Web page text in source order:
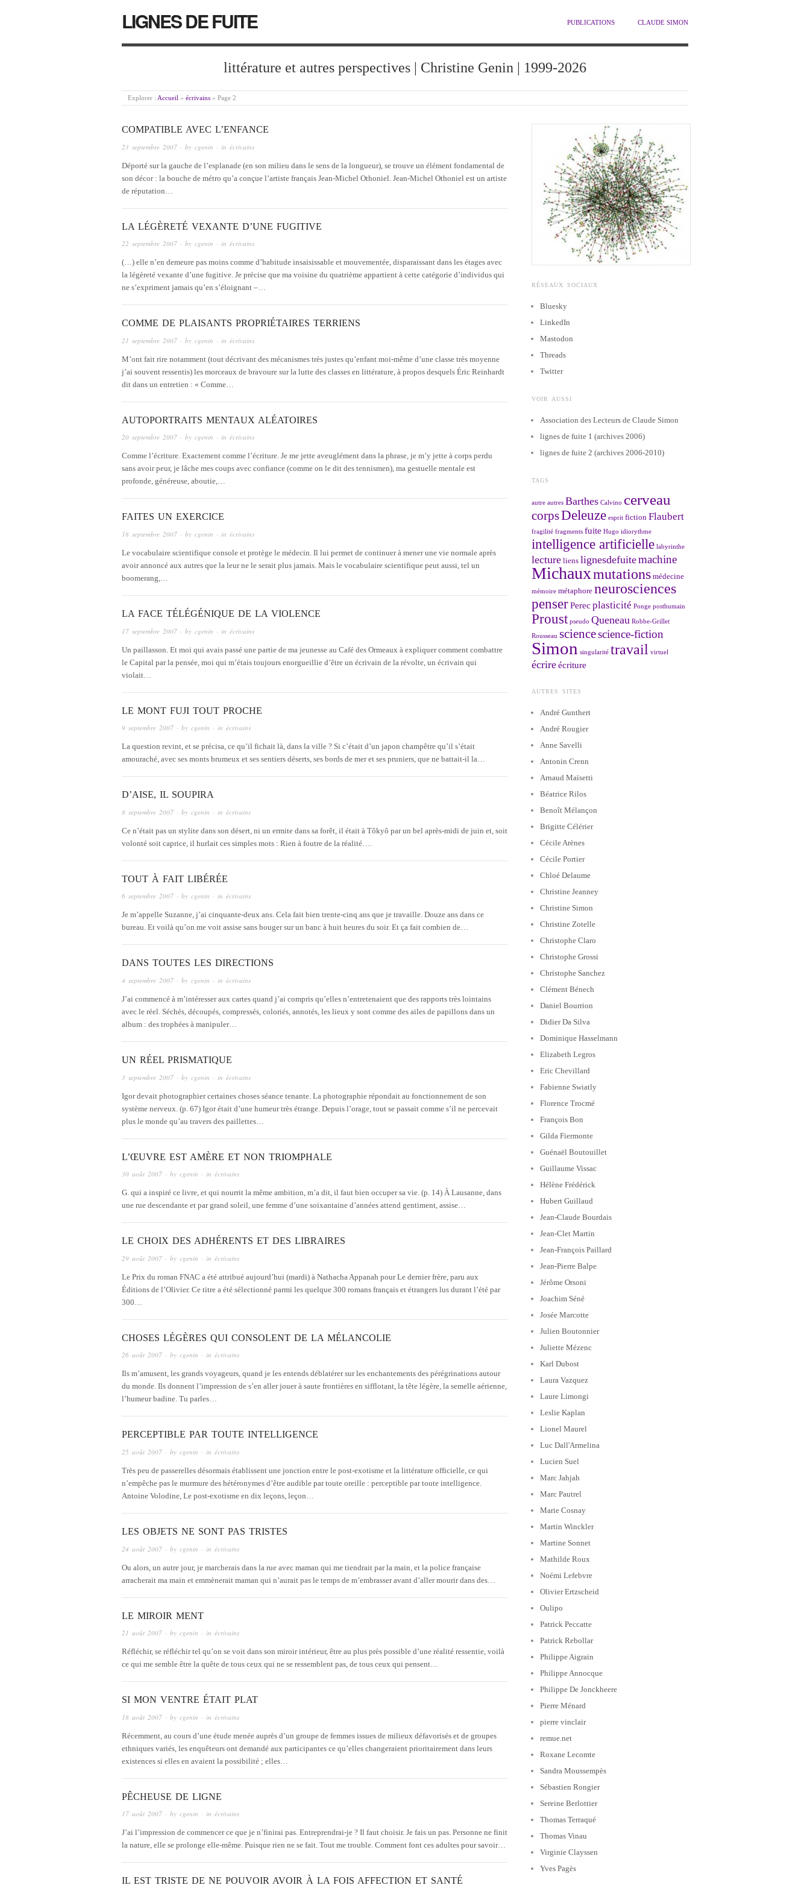
LIGNES DE FUITE PUBLICATIONS CLAUDE SIMON
littérature et autres perspectives | Christine Genin | 1999-2026
Explorer : Accueil » écrivains » Page 2
COMPATIBLE AVEC L’ENFANCE
23 septembre 2007 · by cgenin · in écrivains
Déporté sur la gauche de l’esplanade (en son milieu dans le sens de la longueur), se trouve un élément fondamental de
son décor : la bouche de métro qu’a conçue l’artiste français Jean-Michel Othoniel. Jean-Michel Othoniel est un artiste
de réputation…
LA LÉGÈRETÉ VEXANTE D’UNE FUGITIVE
22 septembre 2007 · by cgenin · in écrivains
(…) elle n’en demeure pas moins comme d’habitude insaisissable et mouvementée, disparaissant dans les étages avec
la légèreté vexante d’une fugitive. Je précise que ma voisine du quatrième appartient à cette catégorie d’individus qui
ne s’expriment jamais qu’en s’éloignant –…
COMME DE PLAISANTS PROPRIÉTAIRES TERRIENS
21 septembre 2007 · by cgenin · in écrivains
M’ont fait rire notamment (tout décrivant des mécanismes très justes qu’enfant moi-même d’une classe très moyenne
j’ai souvent ressentis) les morceaux de bravoure sur la lutte des classes en littérature, à propos desquels Éric Reinhardt
dit dans un entretien : « Comme…
AUTOPORTRAITS MENTAUX ALÉATOIRES
20 septembre 2007 · by cgenin · in écrivains
Comme l’écriture. Exactement comme l’écriture. Je me jette aveuglément dans la phrase, je m’y jette à corps perdu
sans avoir peur, je lâche mes coups avec confiance (comme on le dit des tennismen), ma gestuelle mentale est
profonde, généreuse, aboutie,…
FAITES UN EXERCICE
18 septembre 2007 · by cgenin · in écrivains
Le vocabulaire scientifique console et protège le médecin. Il lui permet de continuer à mener une vie normale après
avoir annoncé aux autres que la leur ne le serait plus jamais. Mais le vocabulaire scientifique peut aussi, tel un
boomerang,…
LA FACE TÉLÉGÉNIQUE DE LA VIOLENCE
17 septembre 2007 · by cgenin · in écrivains
Un paillasson. Et moi qui avais passé une partie de ma jeunesse au Café des Ormeaux à expliquer comment combattre
le Capital par la pensée, moi qui m’étais toujours enorgueillie d’être un écrivain de la révolte, un écrivain qui
violait…
LE MONT FUJI TOUT PROCHE
9 septembre 2007 · by cgenin · in écrivains
La question revint, et se précisa, ce qu’il fichait là, dans la ville ? Si c’était d’un japon champêtre qu’il s’était
amouraché, avec ses monts brumeux et ses sentiers déserts, ses bords de mer et ses pruniers, que ne battait-il la…
D’AISE, IL SOUPIRA
8 septembre 2007 · by cgenin · in écrivains
Ce n’était pas un stylite dans son désert, ni un ermite dans sa forêt, il était à Tôkyô par un bel après-midi de juin et, soit
volonté soit caprice, il hurlait ces simples mots : Rien à foutre de la réalité….
TOUT À FAIT LIBÉRÉE
6 septembre 2007 · by cgenin · in écrivains
Je m’appelle Suzanne, j’ai cinquante-deux ans. Cela fait bien trente-cinq ans que je travaille. Douze ans dans ce
bureau. Et voilà qu’on me voit assise sans bouger sur un banc à huit heures du soir. Et ça fait combien de…
DANS TOUTES LES DIRECTIONS
4 septembre 2007 · by cgenin · in écrivains
J’ai commencé à m’intéresser aux cartes quand j’ai compris qu’elles n’entretenaient que des rapports très lointains
avec le réel. Séchés, découpés, compressés, coloriés, annotés, les lieux y sont comme des ailes de papillons dans un
album : des trophées à manipuler…
UN RÉEL PRISMATIQUE
3 septembre 2007 · by cgenin · in écrivains
Igor devait photographier certaines choses séance tenante. La photographie répondait au fonctionnement de son
système nerveux. (p. 67) Igor était d’une humeur très étrange. Depuis l’orage, tout se passait comme s’il ne percevait
plus le monde qu’au travers des paillettes…
L’ŒUVRE EST AMÈRE ET NON TRIOMPHALE
30 août 2007 · by cgenin · in écrivains
G. qui a inspiré ce livre, et qui nourrit la même ambition, m’a dit, il faut bien occuper sa vie. (p. 14) À Lausanne, dans
une rue descendante et par grand soleil, une femme d’une soixantaine d’années attend gentiment, assise…
LE CHOIX DES ADHÉRENTS ET DES LIBRAIRES
29 août 2007 · by cgenin · in écrivains
Le Prix du roman FNAC a été attribué aujourd’hui (mardi) à Nathacha Appanah pour Le dernier frère, paru aux
Éditions de l’Olivier. Ce titre a été sélectionné parmi les quelque 300 romans français et étrangers lus durant l’été par
300…
CHOSES LÉGÈRES QUI CONSOLENT DE LA MÉLANCOLIE
26 août 2007 · by cgenin · in écrivains
Ils m’amusent, les grands voyageurs, quand je les entends déblatérer sur les enchantements des pérégrinations autour
du monde. Ils donnent l’impression de s’en aller jouer à saute frontières en sifflotant, la tête légère, la semelle aérienne,
l’humeur badine. Tu parles…
PERCEPTIBLE PAR TOUTE INTELLIGENCE
25 août 2007 · by cgenin · in écrivains
Très peu de passerelles désormais établissent une jonction entre le post-exotisme et la littérature officielle, ce qui
n’empêche pas le murmure des hétéronymes d’être audible par toute oreille : perceptible par toute intelligence.
Antoine Volodine, Le post-exotisme en dix leçons, leçon…
LES OBJETS NE SONT PAS TRISTES
24 août 2007 · by cgenin · in écrivains
Ou alors, un autre jour, je marcherais dans la rue avec maman qui me tiendrait par la main, et la police française
arracherait ma main et emmènerait maman qui n’aurait pas le temps de m’embrasser avant d’aller mourir dans des…
LE MIROIR MENT
21 août 2007 · by cgenin · in écrivains
Réfléchir, se réfléchir tel qu’on se voit dans son miroir intérieur, être au plus près possible d’une réalité ressentie, voilà
ce qui me semble être la quête de tous ceux qui ne se ressemblent pas, de tous ceux qui pensent…
SI MON VENTRE ÉTAIT PLAT
18 août 2007 · by cgenin · in écrivains
Récemment, au cours d’une étude menée auprès d’un groupe de femmes issues de milieux défavorisés et de groupes
ethniques variés, les enquêteurs ont demandé aux participantes ce qu’elles changeraient prioritairement dans leurs
existences si elles en avaient la possibilité ; elles…
PÊCHEUSE DE LIGNE
17 août 2007 · by cgenin · in écrivains
J’ai l’impression de commencer ce que je n’finirai pas. Entreprendrai-je ? Il faut choisir. Je fais un pas. Personne ne finit
la nature, elle se prolonge elle-même. Puisque rien ne se fait. Tout me trouble. Comment font ces adultes pour savoir…
IL EST TRISTE DE NE POUVOIR AVOIR À LA FOIS AFFECTION ET SANTÉ
RÉSEAUX SOCIAUX
Bluesky
LinkedIn
Mastodon
Threads
Twitter
VOIR AUSSI
Association des Lecteurs de Claude Simon
lignes de fuite 1 (archives 2006)
lignes de fuite 2 (archives 2006-2010)
TAGS
autre autres Barthes Calvino cerveau
corpsDeleuze esprit fiction Flaubert
fragilité fragments fuite Hugo idiorythme
intelligence artificielle labyrinthe
lecture liens lignesdefuitemachine
Michauxmutations médecine
mémoire métaphore neurosciences
penserPerec plasticité Ponge posthumain
Proust pseudo Queneau Robbe-Grillet
Rousseau sciencescience-fiction
Simon singularité travail virtuel
écrireécriture
AUTRES SITES
André Gunthert
André Rougier
Anne Savelli
Antonin Crenn
Arnaud Maïsetti
Béatrice Rilos
Benoît Mélançon
Brigitte Célérier
Cécile Arènes
Cécile Portier
Chloé Delaume
Christine Jeanney
Christine Simon
Christine Zotelle
Christophe Claro
Christophe Grossi
Christophe Sanchez
Clément Bénech
Daniel Bourrion
Didier Da Silva
Dominique Hasselmann
Elizabeth Legros
Eric Chevillard
Fabienne Swiatly
Florence Trocmé
François Bon
Gilda Fiermonte
Guénaël Boutouillet
Guillaume Vissac
Hélène Frédérick
Hubert Guillaud
Jean-Claude Bourdais
Jean-Clet Martin
Jean-François Paillard
Jean-Pierre Balpe
Jérôme Orsoni
Joachim Séné
Josée Marcotte
Julien Boutonnier
Juliette Mézenc
Karl Dubost
Laura Vazquez
Laure Limongi
Leslie Kaplan
Lionel Maurel
Luc Dall'Armelina
Lucien Suel
Marc Jahjah
Marc Pautrel
Marie Cosnay
Martin Winckler
Martine Sonnet
Mathilde Roux
Noémi Lefebvre
Olivier Ertzscheid
Oulipo
Patrick Peccatte
Patrick Rebollar
Philippe Aigrain
Philippe Annocque
Philippe De Jonckheere
Pierre Ménard
pierre vinclair
remue.net
Roxane Lecomte
Sandra Moussempès
Sébastien Rongier
Sereine Berlottier
Thomas Terraqué
Thomas Vinau
Virginie Clayssen
Yves Pagès